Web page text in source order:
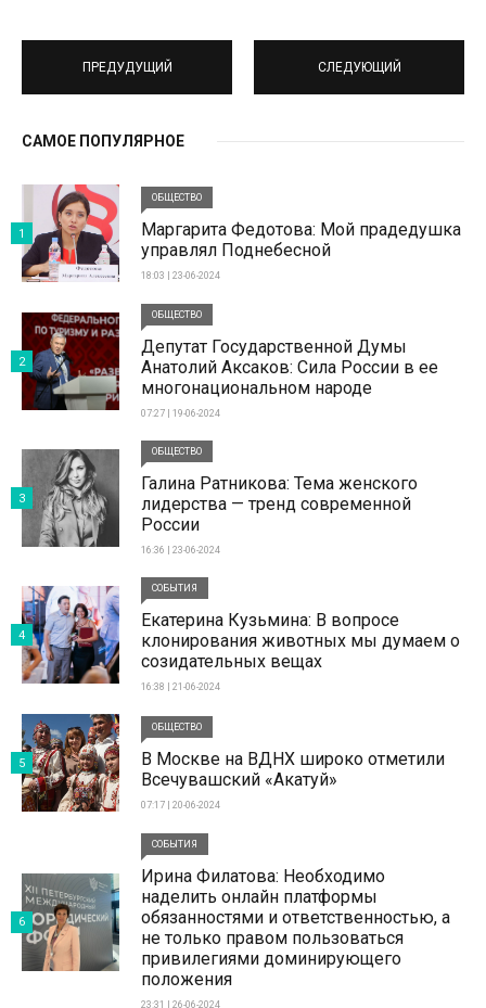
ПРЕДУДУЩИЙ СЛЕДУЮЩИЙ
САМОЕ ПОПУЛЯРНОЕ
ОБЩЕСТВО
Маргарита Федотова: Мой прадедушка
управлял Поднебесной
18:03 | 23-06-2024
1
ОБЩЕСТВО
Депутат Государственной Думы
Анатолий Аксаков: Сила России в ее
многонациональном народе
07:27 | 19-06-2024
2
ОБЩЕСТВО
Галина Ратникова: Тема женского
лидерства — тренд современной
России
16:36 | 23-06-2024
3
СОБЫТИЯ
Екатерина Кузьмина: В вопросе
клонирования животных мы думаем о
созидательных вещах
16:38 | 21-06-2024
4
ОБЩЕСТВО
В Москве на ВДНХ широко отметили
Всечувашский «Акатуй»
07:17 | 20-06-2024
5
СОБЫТИЯ
Ирина Филатова: Необходимо
наделить онлайн платформы
обязанностями и ответственностью, а
не только правом пользоваться
привилегиями доминирующего
положения
23:31 | 26-06-2024
6